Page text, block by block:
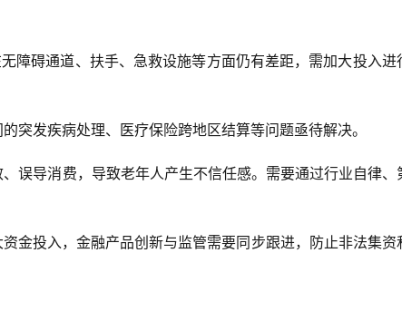
障碍通道、扶手、急救设施等方面仍有差距，需加大投入进
突发疾病处理、医疗保险跨地区结算等问题亟待解决。
误导消费，导致老年人产生不信任感。需要通过行业自律、
金投入，金融产品创新与监管需要同步跟进，防止非法集资